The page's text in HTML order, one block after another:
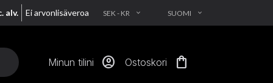
alv. Ei arvonlisäveroa SEK - KR EXPAND_MORE SUOMI EXPAND_MORE
Minun tilini account_circle Ostoskori shopping_bag